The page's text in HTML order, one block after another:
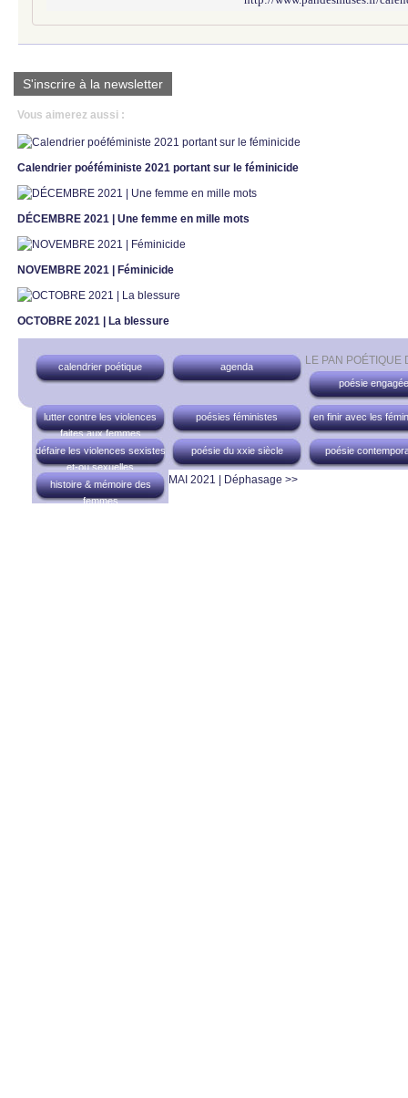
S'inscrire à la newsletter
Vous aimerez aussi :
Calendrier poéféministe 2021 portant sur le féminicide
DÉCEMBRE 2021 | Une femme en mille mots
NOVEMBRE 2021 | Féminicide
OCTOBRE 2021 | La blessure
LE PAN POÉTIQUE
calendrier poétique
agenda
poésie engagée
lutter contre les violences
faites aux femmes
poésies féministes en finir avec les
défaire les violences sexistes
et-ou sexuelles
poésie du xxie siècle poésie
histoire & mémoire des
femmes
MAI 2021 | Déphasage >>